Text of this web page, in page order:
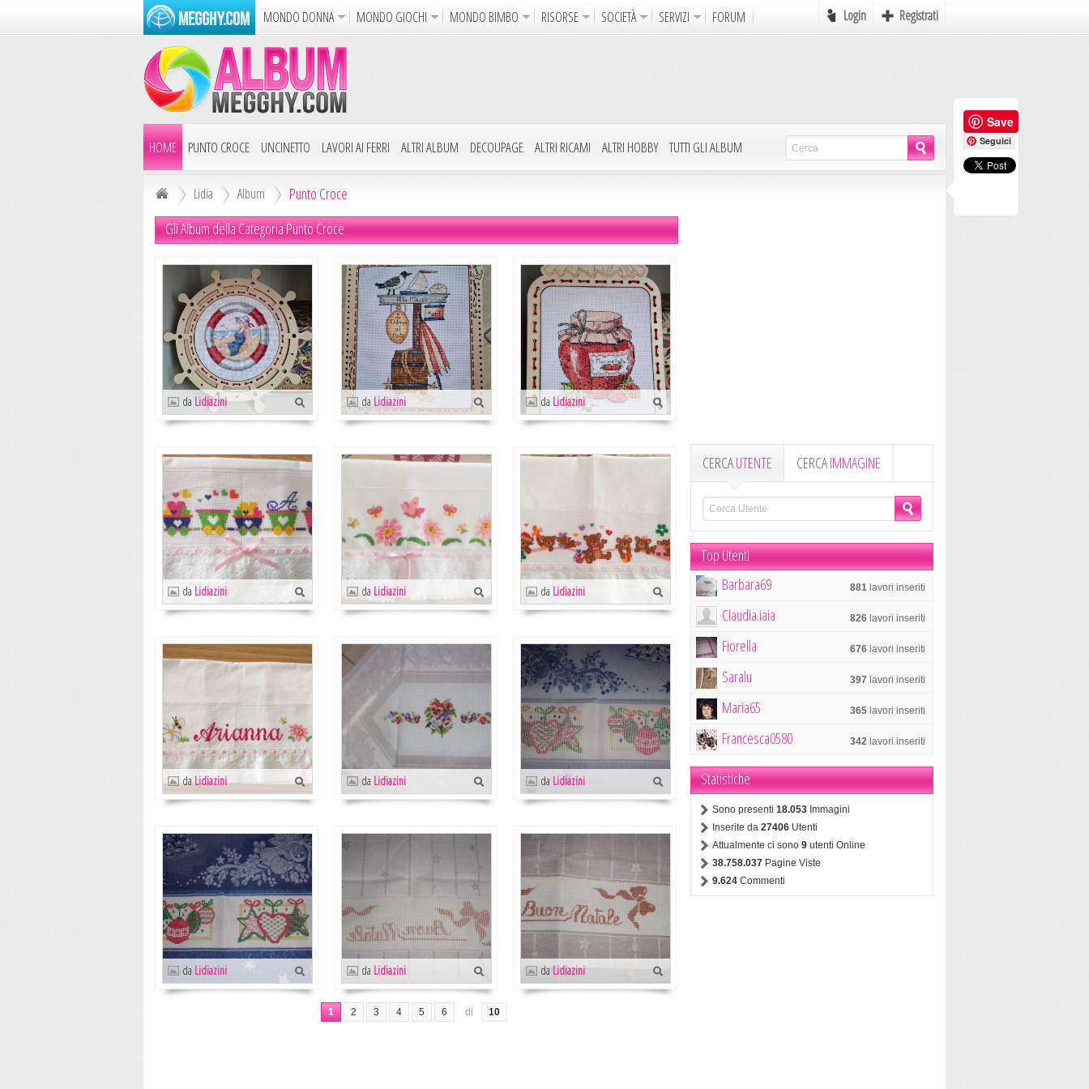
Save
Seguici
MONDO DONNA MONDO GIOCHI MONDO BIMBO RISORSE SOCIETÀ SERVIZI FORUM Login Registrati
Album Punto Croce Cucina
Azione Puzzle
Favole
Gif Animate Smiles Sfondi Programmi Mondo Pirati Icone
Notizie Religione Aforismi
HOME PUNTO CROCE UNCINETTO LAVORI AI FERRI ALTRI ALBUM DECOUPAGE ALTRI RICAMI ALTRI HOBBY TUTTI GLI ALBUM
Lidia Album
Punto Croce
Gli Album della Categoria Punto Croce
da Lidiazini da Lidiazini da Lidiazini
da Lidiazini da Lidiazini da Lidiazini
daLidiazini da Lidiazini da Lidiazini
da Lidiazini da Lidiazini daLidiazini
1 2 3 4 5 6 di 10
CERCAUTENTE CERCAIMMAGINE
Top Utenti
Barbara69
881 lavori inseriti
Claudia.iaia 826 lavori inseriti
Fiorella 676 lavori inseriti
Saralu 397 lavori inseriti
Maria65 365 lavori inseriti
Francesca0580 342 lavori inseriti
Statistiche
Sono presenti 18.053 Immagini
Inserite da 27406 Utenti
Attualmente ci sono 9 utenti Online
38.758.037 Pagine Viste
9.624 Commenti